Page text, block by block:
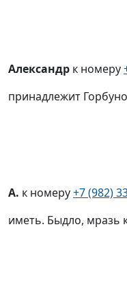
Александр к номеру
принадлежит
А. к номеру+7 (982)
иметь. Быдло, мразь